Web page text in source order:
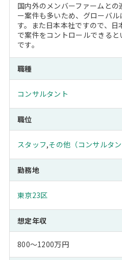
国内外のメンバーファームと
ー案件も多いため、グローバ
す。また日本本社ですので、日
で案件をコントロールできる
です。
職種
コンサルタント
職位
スタッフ,その他（コンサルタ
勤務地
東京23区
想定年収
800～1200万円